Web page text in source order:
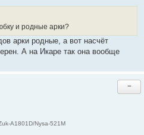
и родные арки?
арки родные, а вот насчёт
А на Икаре так она вообще
A1801D/Nysa-521M
−